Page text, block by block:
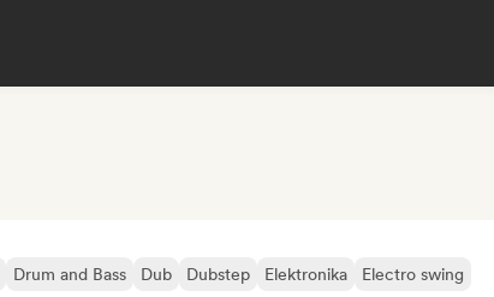
Drum and Bass Dub Dubstep Elektronika
Electro swing